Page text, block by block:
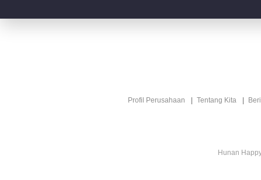
Profil Perusahaan Tentang Kita
Hunan